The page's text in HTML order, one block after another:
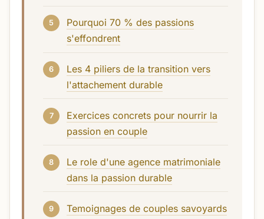
Pourquoi 70 % des passions
s'effondrent
Les 4 piliers de la transition vers
l'attachement durable
Exercices concrets pour nourrir la
passion en couple
Le role d'une agence matrimoniale
dans la passion durable
Temoignages de couples savoyards